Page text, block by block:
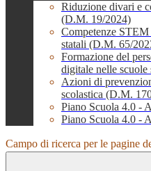
Riduzione divari e
(D.M. 19/2024)
Competenze
statali (D.M. 65/
Formazione del
digitale nelle
Azioni di
scolastica (D.M.
Piano Scuola 4.0 -
Piano Scuola 4.0 -
Campo di ricerca per le pagine